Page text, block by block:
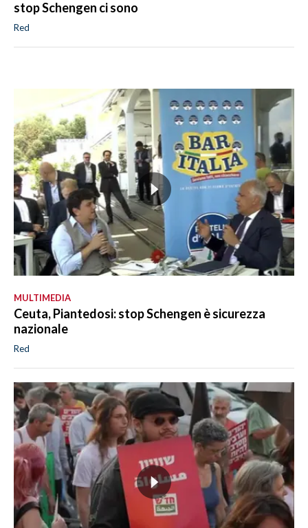
stop Schengen ci sono
Red
MULTIMEDIA
Ceuta, Piantedosi: stop Schengen è sicurezza
nazionale
Red